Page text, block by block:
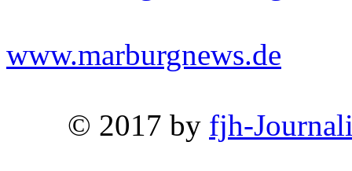
www.marburgnews.de
© 2017 by fjh-